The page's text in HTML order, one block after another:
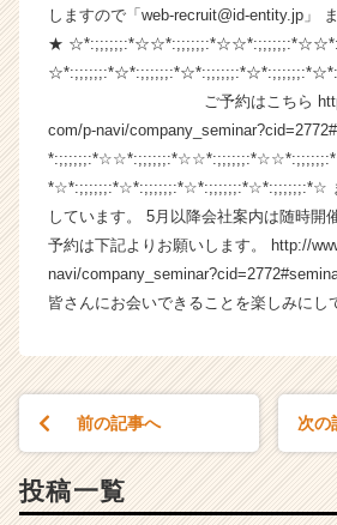
ン
チ
ー・
成
長
企
業
か
ら
ウ
届
イ
しますので「web-recruit@id-entity.jp」
★
ご予約はこちら http://
com/p-navi/
*☆*:;;;;;;:*☆*:;;;;;;:*☆*:;;;;;;:*☆*:;;;;;;:*☆
しています。 5月以降会社案内は随時開
予約は下記よりお願いします。 http://
navi/
皆さんにお会いできることを楽しみにし
前の記事へ 次の
投稿一覧